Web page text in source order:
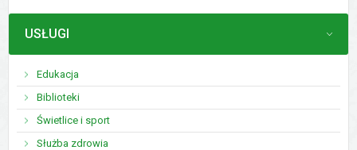
MENU
USŁUGI
Edukacja
Biblioteki
Świetlice i sport
Służba zdrowia